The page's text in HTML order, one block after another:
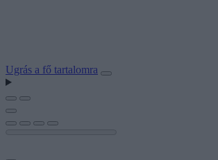
Ugrás a fő tartalomra